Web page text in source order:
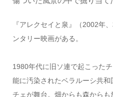
『アレクセイと泉』（2002年
ンタリー映画がある。
1980年代に旧ソ連で起こった
能に汚染されたベラルーシ共
チェが舞台。畑からも森から